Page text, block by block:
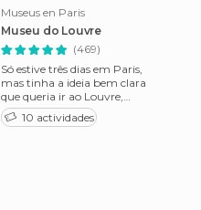
Museus en Paris
Museu do Louvre
(469)
Só estive três dias em Paris,
mas tinha a ideia bem clara
que queria ir ao Louvre,
mesmo que fosse só por uma
manhã. Por isso não
10 actividades